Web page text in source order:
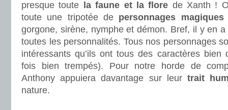
presque toute
la faune et la flore de Xanth !
toute une tripotée de personnages magiques
gorgone, sirène, nymphe et démon. Bref, il y en
toutes les personnalités. Tous nos personnages
intéressants qu’ils ont tous des caractères bien
fois bien trempés). Pour notre horde de
Anthony appuiera davantage sur leurtrait
nature.